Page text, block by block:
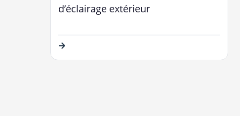
d’éclairage extérieur